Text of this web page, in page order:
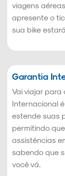
viagens
apresente o
sua bike
Garantia
Vai viajar para
Internacional
estende suas
permitindo
assistências
sabendo que
você vá.